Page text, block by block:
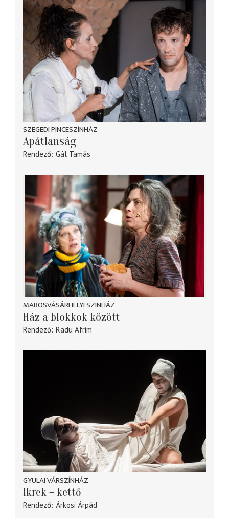
SZEGEDI PINCESZÍNHÁZ
Apátlanság
Rendező Gál Tamás
MAROSVÁSÁRHELYI SZINHÁZ
Ház a blokkok között
Rendező Radu Afrim
GYULAI VÁRSZÍNHÁZ
Ikrek – kettő
Rendező Árkosi Árpád